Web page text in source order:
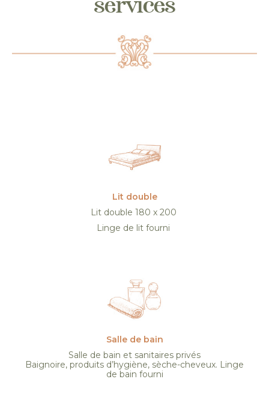
services
Lit double
Lit double 180 x 200
Linge de lit fourni
Salle de bain
Salle de bain et sanitaires privés
Baignoire, produits d’hygiène, sèche-cheveux. Linge
de bain fourni